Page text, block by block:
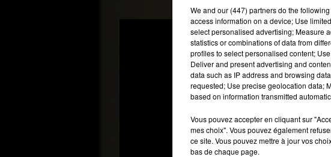
la maison. »
We and our (447) partnersdo the
access information on a device; Use
select personalised advertising; Measure
statistics or combinations of data from
profiles to select personalised content;
Deliver and present advertising and
data such as IP address and browsing
requested; Use precise geolocation data;
based on information transmitted
Vous pouvez accepter en cliquant sur
mes choix". Vous pouvez également
ce site. Vous pouvez mettre à jour vos
bas de chaque page.